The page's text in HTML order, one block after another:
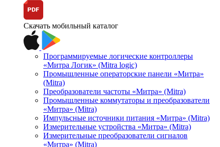
Скачать мобильный каталог
Программируемые логические контроллеры
«Митра Логик» (Mitra logic)
Промышленные операторские панели «Митра»
(Mitra)
Преобразователи частоты «Митра» (Mitra)
Промышленные коммутаторы и преобразователи
«Митра» (Mitra)
Импульсные источники питания «Митра» (Mitra)
Измерительные устройства «Митра» (Mitra)
Измерительные преобразователи сигналов
«Митра» (Mitra)